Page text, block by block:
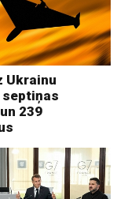
Ukrainu
239